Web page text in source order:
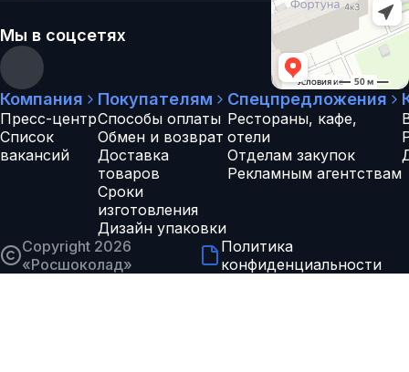
Мы в соцсетях
Компания
Пресс-центр
Список
вакансий
Покупателям
Способы оплаты
Обмен и возврат
Доставка
товаров
Сроки
изготовления
Дизайн упаковки
Спецпредложения
Рестораны, кафе,
отели
Отделам закупок
Рекламным агентствам
Copyright 2026
«Росшоколад»
Политика
конфиденциальности